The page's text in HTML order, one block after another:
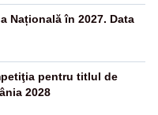
Națională în 2027. Data
pentru titlul de
2028